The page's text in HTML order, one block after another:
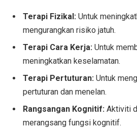
Terapi Fizikal: Untuk
mengurangkan risiko jatuh.
Terapi Cara Kerja: Untuk
meningkatkan keselamatan.
Terapi Pertuturan: Untuk
pertuturan dan menelan.
Rangsangan Kognitif: Aktiviti
merangsang fungsi kognitif.